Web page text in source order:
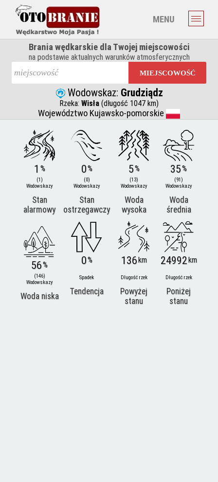
MENU
Brania wędkarskie dla Twojej miejscowości
na podstawie aktualnych warunków atmosferycznych
MIEJSCOWOŚĆ
Wodowskaz: Grudziądz
Rzeka: Wisła (długość 1047 km)
Województwo Kujawsko-pomorskie
1 %
(1)
Wodowskazy
Stan
alarmowy
0%
(0)
Wodowskazy
Stan
ostrzegawczy
5%
(13)
Wodowskazy
Woda
wysoka
35%
(91)
Wodowskazy
Woda
średnia
56%
(146)
Wodowskazy
Woda niska
0%
Spadek
Tendencja
136km
Długość rzek
Powyżej
stanu
24992km
Długość rzek
Poniżej
stanu